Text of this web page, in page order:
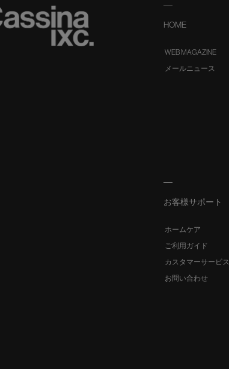
HOME
WEB MAGAZINE
メールニュース
お客様サポート
ホームケア
ご利用ガイド
カスタマーサービス
お問い合わせ